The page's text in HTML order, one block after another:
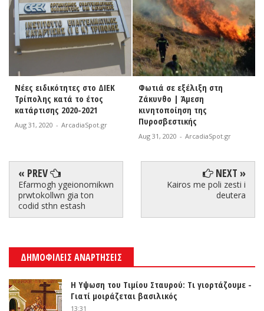
Νέες ειδικότητες στο ΔΙΕΚ
Τρίπολης κατά το έτος
κατάρτισης 2020-2021
Aug 31, 2020 - ArcadiaSpot.gr
Φωτιά σε εξέλιξη στη
Ζάκυνθο | Άμεση
κινητοποίηση της
Πυροσβεστικής
Aug 31, 2020 - ArcadiaSpot.gr
« PREV
Efarmogh ygeionomikwn
prwtokollwn gia ton
codid sthn estash
NEXT »
Kairos me poli zesti i
deutera
ΔΗΜΟΦΙΛΕΙΣ ΑΝΑΡΤΗΣΕΙΣ
Η Υψωση του Τιμίου Σταυρού: Τι γιορτάζουμε -
Γιατί μοιράζεται βασιλικός
13:31